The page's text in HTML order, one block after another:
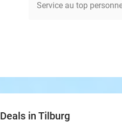
Service au top
Deals in Tilburg